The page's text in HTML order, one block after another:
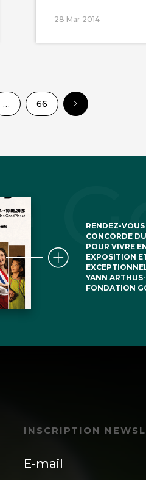
28 Mar 2014
… 66
RENDEZ-
CONCORDE
POUR VIVRE
EXPOSITION
YANN
FONDATION
INSCRIPTION